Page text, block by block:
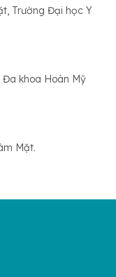
Trường Đại học Y
khoa Hoàn Mỹ
Mặt.